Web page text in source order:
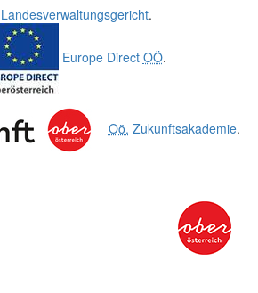
Landesverwaltungsgericht.
Europe Direct OÖ.
Oö. Zukunftsakademie.